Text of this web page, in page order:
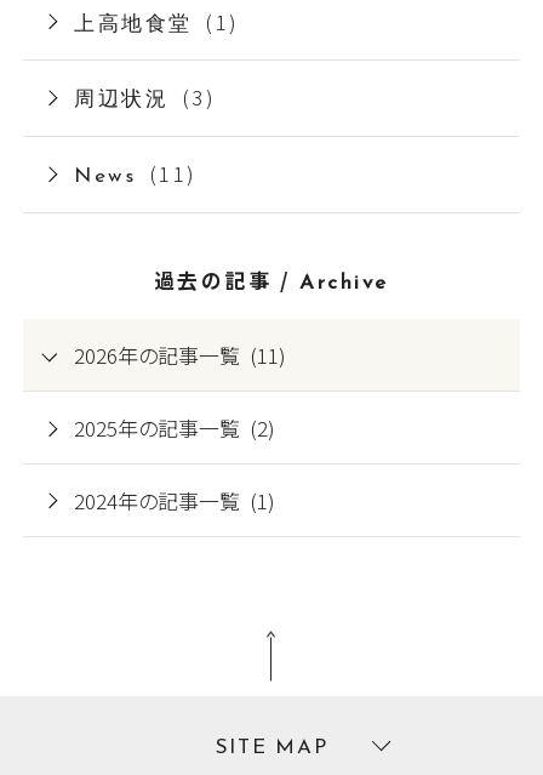
上高地食堂 (1)
周辺状況 (3)
News (11)
過去の記事 /Archive
2026年の記事一覧 (11)
2025年の記事一覧 (2)
2024年の記事一覧 (1)
SITE MAP